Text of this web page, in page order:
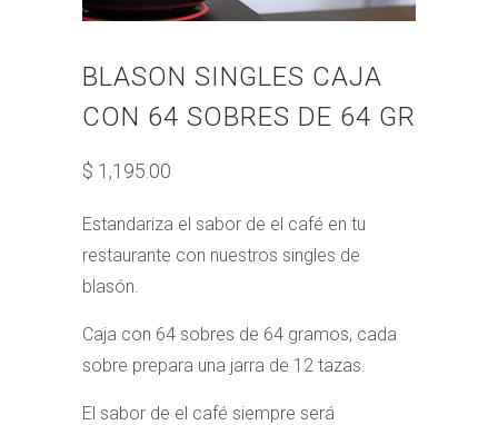
BLASON SINGLES CAJA
CON 64 SOBRES DE 64 GR
$ 1,195.00
Estandariza el sabor de el café en tu
restaurante con nuestros singles de
blasón.
Caja con 64 sobres de 64 gramos, cada
sobre prepara una jarra de 12 tazas.
El sabor de el café siempre será